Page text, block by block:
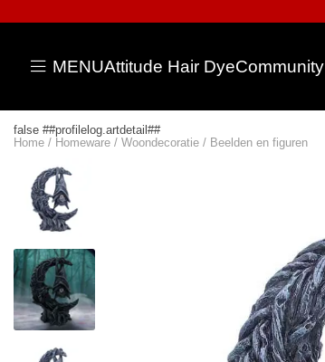
MENUAttitude Hair DyeCommunity
false ##profilelog.artdetail##
Home / Homeware / Woondecoratie / Beelden en figuren